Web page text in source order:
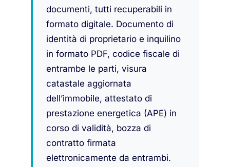
documenti, tutti recuperabili in
formato digitale. Documento di
identità di proprietario e inquilino
in formato PDF, codice fiscale di
entrambe le parti, visura
catastale aggiornata
dell’immobile, attestato di
prestazione energetica (APE) in
corso di validità, bozza di
contratto firmata
elettronicamente da entrambi.